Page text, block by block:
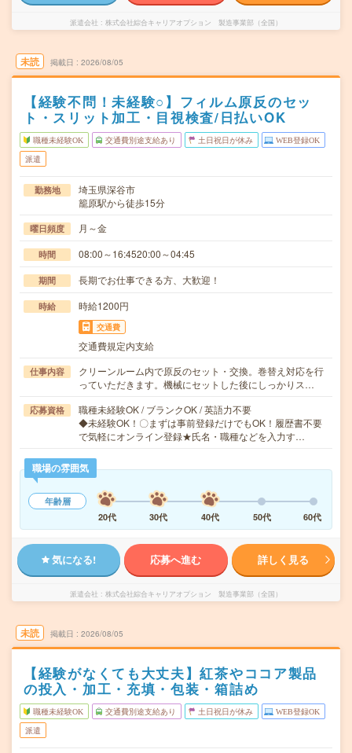
派遣会社 株式会社綜合キャリアオプション 製造事業部（全国）
未読 掲載日 2026/08/05
【経験不問！未経験○】フィルム原反のセッ
ト・スリット加工・目視検査/日払いOK
職種未経験OK 交通費別途支給あり 土日祝日が休み WEB登録OK
派遣
勤務地
埼玉県深谷市
籠原駅から徒歩15分
曜日頻度 月～金
時間 08:00～16:4520:00～04:45
期間 長期でお仕事できる方、大歓迎！
時給 時給1200円
交通費
交通費規定内支給
仕事内容
クリーンルーム内で原反のセット・交換。巻替え対応を行
っていただきます。機械にセットした後にしっかりス…
応募資格
職種未経験OK / ブランクOK / 英語力不要
◆未経験OK！〇まずは事前登録だけでもOK！履歴書不要
で気軽にオンライン登録★氏名・職種などを入力す…
職場の雰囲気
年齢層
20代
30代 40代 50代 60代
気になる! 応募へ進む 詳しく見る
派遣会社 株式会社綜合キャリアオプション 製造事業部（全国）
未読 掲載日 2026/08/05
【経験がなくても大丈夫】紅茶やココア製品
の投入・加工・充填・包装・箱詰め
職種未経験OK 交通費別途支給あり 土日祝日が休み WEB登録OK
派遣